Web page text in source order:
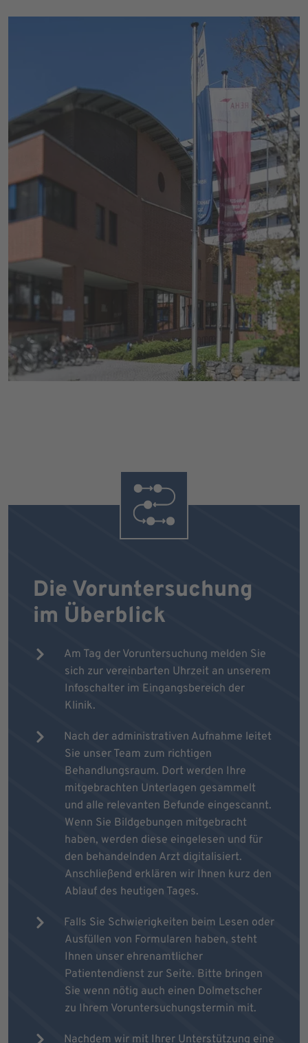
Die Voruntersuchung
im Überblick
Am Tag der Voruntersuchung melden Sie
sich zur vereinbarten Uhrzeit an unserem
Infoschalter im Eingangsbereich der
Klinik.
Nach der administrativen Aufnahme leitet
Sie unser Team zum richtigen
Behandlungsraum. Dort werden Ihre
mitgebrachten Unterlagen gesammelt
und alle relevanten Befunde eingescannt.
Wenn Sie Bildgebungen mitgebracht
haben, werden diese eingelesen und für
den behandelnden Arzt digitalisiert.
Anschließend erklären wir Ihnen kurz den
Ablauf des heutigen Tages.
Falls Sie Schwierigkeiten beim Lesen oder
Ausfüllen von Formularen haben, steht
Ihnen unser ehrenamtlicher
Patientendienst zur Seite. Bitte bringen
Sie wenn nötig auch einen Dolmetscher
zu Ihrem Voruntersuchungstermin mit.
Nachdem wir mit Ihrer Unterstützung eine